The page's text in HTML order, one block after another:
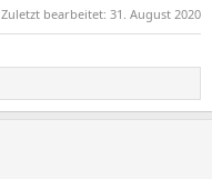
Zuletzt bearbeitet: 31. August 2020